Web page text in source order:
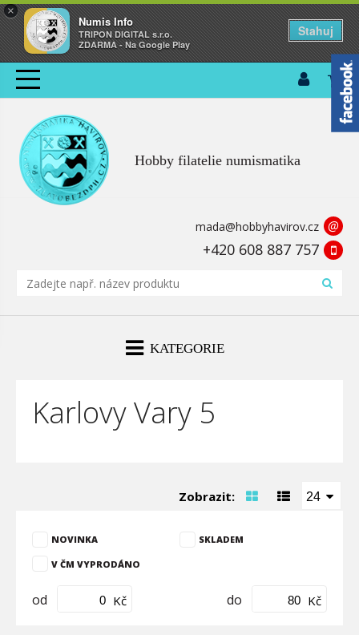
×
Numis Info
TRIPON DIGITAL s.r.o.
ZDARMA - Na Google Play
Stahuj
Hobby filatelie numismatika
mada@hobbyhavirov.cz @
+420 608 887 757
KATEGORIE
Karlovy Vary 5
Zobrazit: 24
NOVINKA SKLADEM
V ČM VYPRODÁNO
od Kč do Kč